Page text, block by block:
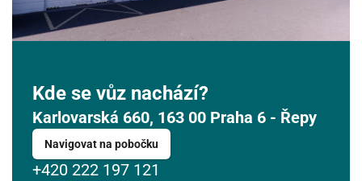
Kde se vůz nachází?
Karlovarská 660, 163 00 Praha 6 - Řepy
Navigovat na pobočku
+420 222 197 121
24 25 26 27